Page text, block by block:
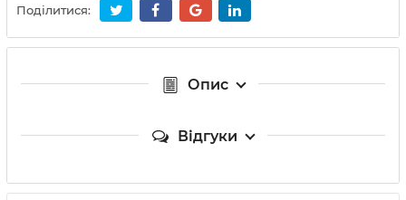
Поділитися:
Опис
Відгуки